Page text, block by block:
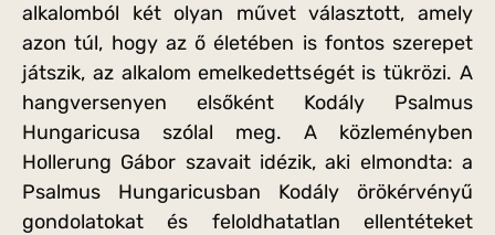
alkalomból két olyan művet választott, amely
azon túl, hogy az ő életében is fontos szerepet
játszik, az alkalom emelkedettségét is tükrözi. A
hangversenyen elsőként Kodály Psalmus
Hungaricusa szólal meg. A közleményben
Hollerung Gábor szavait idézik, aki elmondta: a
Psalmus Hungaricusban Kodály örökérvényű
gondolatokat és feloldhatatlan ellentéteket